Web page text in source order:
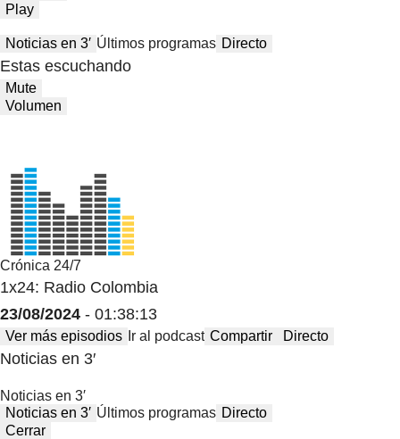
Play
Noticias en 3′ Últimos programas Directo
Estas escuchando
Mute
Volumen
Crónica 24/7
1x24: Radio Colombia
23/08/2024 - 01:38:13
Ver más episodios Ir al podcast Compartir Directo
Noticias en 3′
Noticias en 3′
Noticias en 3′ Últimos programas Directo
Cerrar